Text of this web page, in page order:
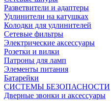
Разветвители и адаптеры
Удлинители на катушках
Колодки для удлинителей
Сетевые фильтры
Электрические аксессуары
Розетки и вилки
Патроны для ламп
Элементы питания
Батарейки
СИСТЕМЫ БЕЗОПАСНОСТИ
Дверные звонки и аксессуары